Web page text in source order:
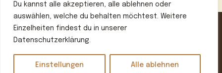
Du kannst alle akzeptieren, alle ablehnen oder
auswählen, welche du behalten möchtest. Weitere
Einzelheiten findest du in unserer
Datenschutzerklärung.
Einstellungen Alle ablehnen